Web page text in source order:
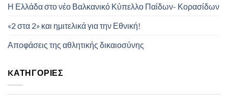
Η Ελλάδα στο νέο Βαλκανικό Κύπελλο Παίδων- Κορασίδων
«2 στα 2» και ημιτελικά για την Εθνική!
Αποφάσεις της αθλητικής δικαιοσύνης
KΑΤΗΓΟΡΊΕΣ